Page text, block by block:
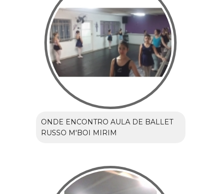
ONDE ENCONTRO AULA DE BALLET
RUSSO M'BOI MIRIM